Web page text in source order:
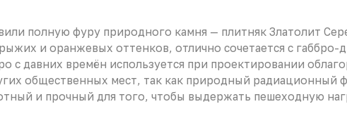
полную фуру природного камня — плитняк Златолит
и оранжевых оттенков, отлично сочетается с габбро-
с давних времён используется при проектировании
общественных мест, так как природный радиационный
и прочный для того, чтобы выдержать пешеходную